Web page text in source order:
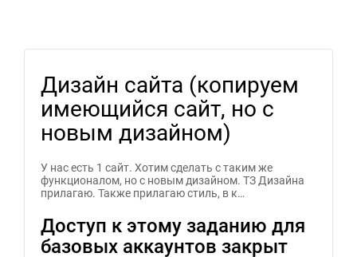
Дизайн сайта (копируем
имеющийся сайт, но с
новым дизайном)
У нас есть 1 сайт. Хотим сделать с таким же
функционалом, но с новым дизайном. ТЗ Дизайна
прилагаю. Также прилагаю стиль, в к…
Доступ к этому заданию для
базовых аккаунтов закрыт